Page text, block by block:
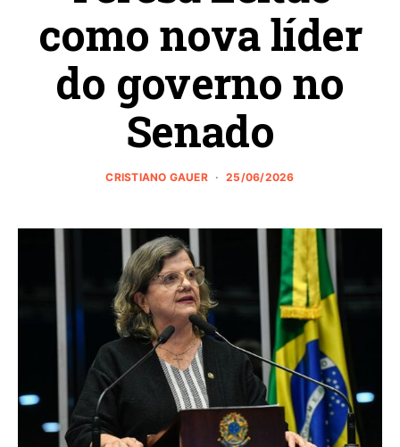
como nova líder
do governo no
Senado
CRISTIANO GAUER 25/06/2026